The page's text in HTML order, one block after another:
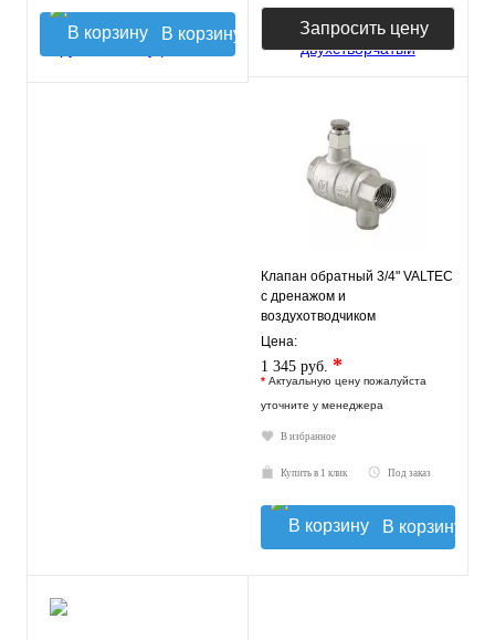
В корзину Запросить цену
Клапан обратный 3/4" VALTEC
c дренажом и
воздухотводчиком
Цена:
1 345 руб. *
* Актуальную цену пожалуйста
уточните у менеджера
В избранное
Купить в 1 клик Под заказ
В корзину